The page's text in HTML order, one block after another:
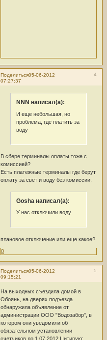
Поделиться 4
05-06-2012
07:27:37
NNN написал(а):
И еще небольшая, но
проблема, где платить за
воду
В сбере терминалы оплаты тоже с
комиссией?
Есть платежные терминалы где берут
оплату за свет и воду без комиссии.
Gosha написал(а):
У нас отключили воду
плановое отключение или еще какое?
0
Поделиться 5
05-06-2012
09:15:21
На выходных съездила домой в
Обоянь, на дверях подъезда
обнаружила объявление от
администрации ООО "Водозабор", в
котором они уведомили об
обязательном установлении
счетчиков до 1.07.2012 Цитирую: